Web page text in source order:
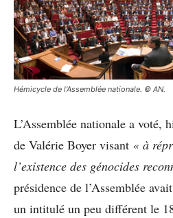
Hémicycle de l'Assemblée nationale. © AN.
L’Assemblée nationale a voté,
de Valérie Boyer visant « à
l’existence des génocides
présidence de l’Assemblée
un intitulé un peu différent le